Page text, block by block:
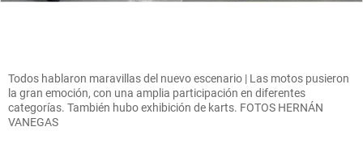
Todos hablaron maravillas del nuevo escenario | Las motos pusieron
la gran emoción, con una amplia participación en diferentes
categorías. También hubo exhibición de karts. FOTOS HERNÁN
VANEGAS